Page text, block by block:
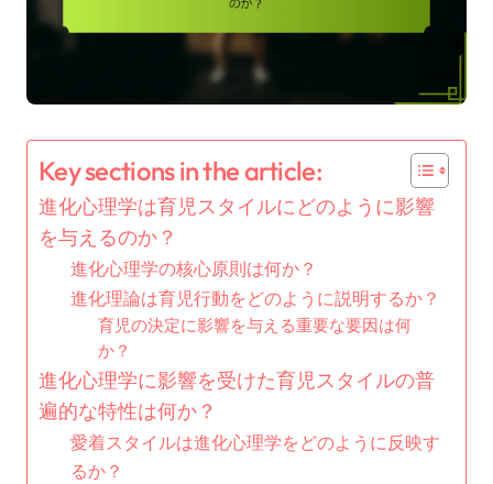
Key sections in the article:
進化心理学は育児スタイルにどのように影響
を与えるのか？
進化心理学の核心原則は何か？
進化理論は育児行動をどのように説明するか？
育児の決定に影響を与える重要な要因は何
か？
進化心理学に影響を受けた育児スタイルの普
遍的な特性は何か？
愛着スタイルは進化心理学をどのように反映す
るか？